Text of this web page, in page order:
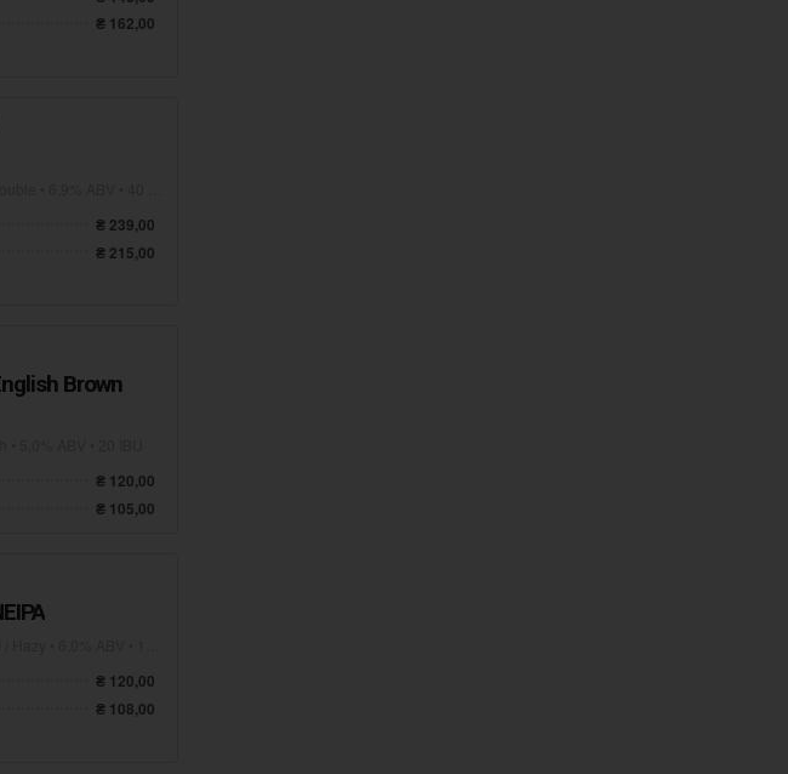
₴ 162,00
₴ 239,00
₴ 215,00
Brown
₴ 120,00
₴ 105,00
₴ 120,00
₴ 108,00